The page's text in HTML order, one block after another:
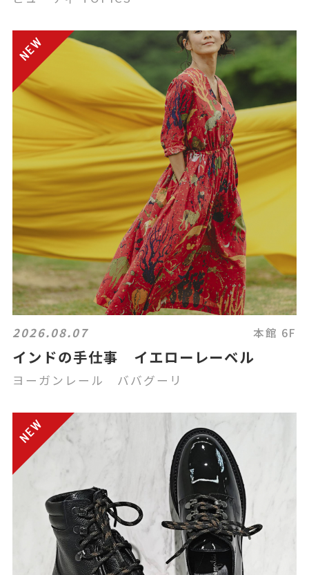
2026.08.07 本館 6F
インドの手仕事 イエローレーベル
ヨーガンレール ババグーリ